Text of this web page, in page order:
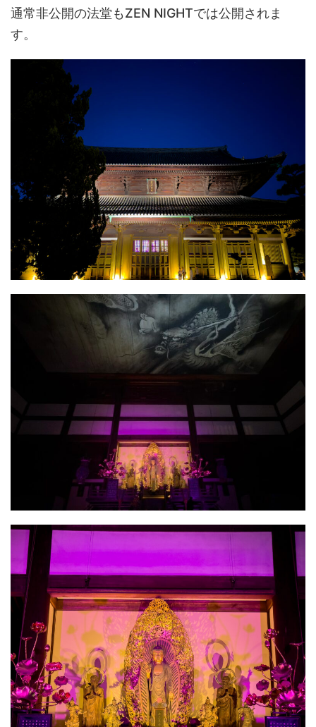
通常非公開の法堂もZEN NIGHTでは公開されま
す。